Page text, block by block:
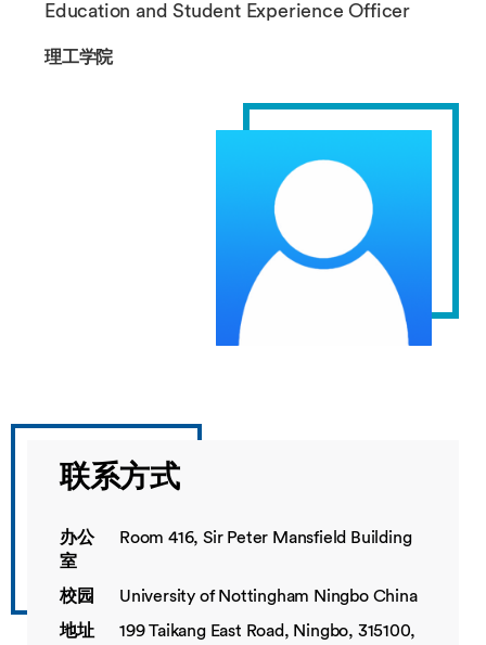
Education and Student Experience Officer
理工学院
联系方式
办公
室
Room 416, Sir Peter Mansfield Building
校园
University of Nottingham Ningbo China
地址
199 Taikang East Road, Ningbo, 315100,